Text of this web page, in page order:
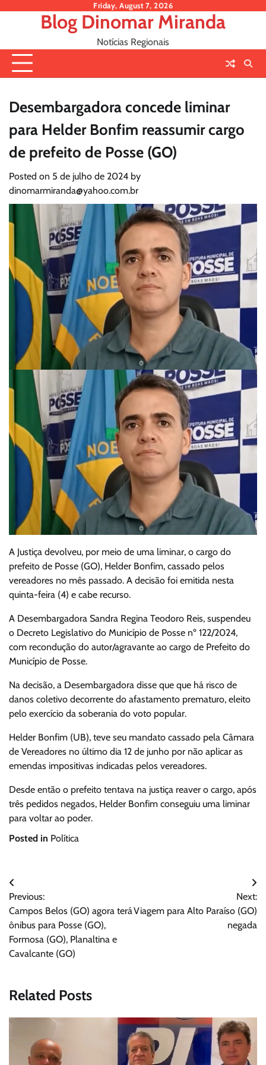
Friday, August 7, 2026
Blog Dinomar Miranda
Notícias Regionais
Desembargadora concede liminar
para Helder Bonfim reassumir cargo
de prefeito de Posse (GO)
Posted on 5 de julho de 2024 by
dinomarmiranda@yahoo.com.br
A Justiça devolveu, por meio de uma liminar, o cargo do
prefeito de Posse (GO), Helder Bonfim, cassado pelos
vereadores no mês passado. A decisão foi emitida nesta
quinta-feira (4) e cabe recurso.
A Desembargadora Sandra Regina Teodoro Reis, suspendeu
o Decreto Legislativo do Município de Posse nº 122/2024,
com recondução do autor/agravante ao cargo de Prefeito do
Município de Posse.
Na decisão, a Desembargadora disse que que há risco de
danos coletivo decorrente do afastamento prematuro, eleito
pelo exercício da soberania do voto popular.
Helder Bonfim (UB), teve seu mandato cassado pela Câmara
de Vereadores no último dia 12 de junho por não aplicar as
emendas impositivas indicadas pelos vereadores.
Desde então o prefeito tentava na justiça reaver o cargo, após
três pedidos negados, Helder Bonfim conseguiu uma liminar
para voltar ao poder.
Posted in Política
Navegação
de
Post
Previous:
Campos Belos (GO) agora terá
ônibus para Posse (GO),
Formosa (GO), Planaltina e
Cavalcante (GO)
Next:
Viagem para Alto Paraíso (GO)
negada
Related Posts